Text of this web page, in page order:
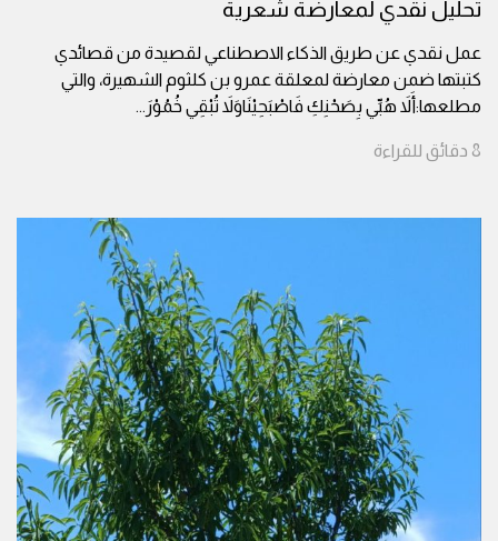
تحليل نقدي لمعارضة شعرية
عمل نقدي عن طريق الذكاء الاصطناعي لقصيدة من قصائدي
كتبتها ضمن معارضة لمعلقة عمرو بن كلثوم الشهيرة، والتي
مطلعها:أَلاَ هُبِّي بِصَحْنِكِ فَاصْبَحِيْنَاوَلاَ تُبْقِي خُمُوْرَ...
8 دقائق للقراءة